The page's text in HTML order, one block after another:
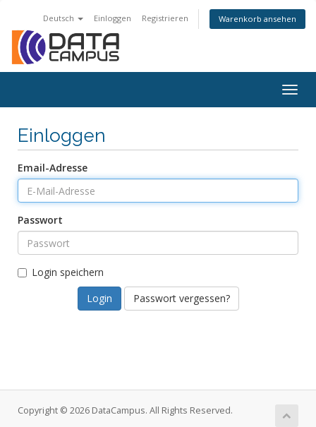
Deutsch Einloggen Registrieren Warenkorb ansehen
Einloggen
Email-Adresse
Passwort
Login speichern
Passwort vergessen?
Copyright © 2026 DataCampus. All Rights Reserved.